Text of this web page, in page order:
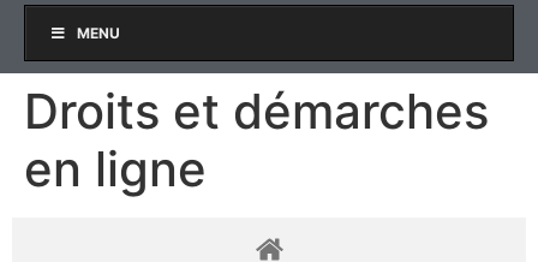
MENU
Droits et démarches
en ligne